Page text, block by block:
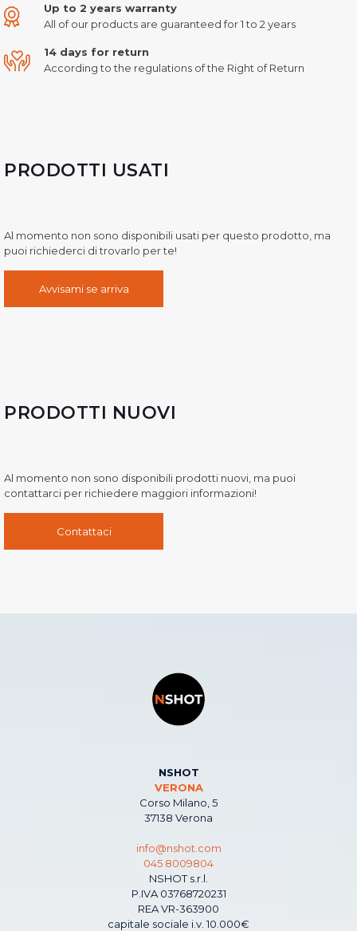
Up to 2 years warranty
All of our products are guaranteed for 1 to 2 years
14 days for return
According to the regulations of the Right of Return
PRODOTTI USATI
Al momento non sono disponibili usati per questo prodotto, ma
puoi richiederci di trovarlo per te!
Avvisami se arriva
PRODOTTI NUOVI
Al momento non sono disponibili prodotti nuovi, ma puoi
contattarci per richiedere maggiori informazioni!
Contattaci
NSHOT
VERONA
Corso Milano, 5
37138 Verona
info@nshot.com
045 8009804
NSHOT s.r.l.
P.IVA 03768720231
REA VR-363900
capitale sociale i.v. 10.000€